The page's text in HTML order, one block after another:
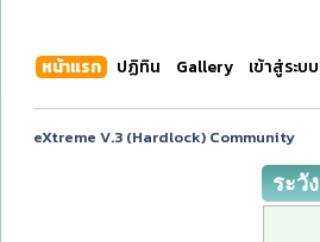
หน้าแรก ปฏิทิน Gallery เข้าสู่ระบบ
eXtreme V.3 (Hardlock) Community
ระวั